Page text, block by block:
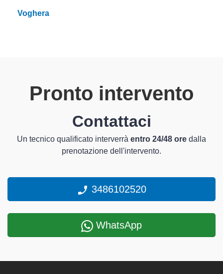
Voghera
Pronto intervento
Contattaci
Un tecnico qualificato interverrà entro 24/48 ore dalla
prenotazione dell'intervento.
3486102520
WhatsApp